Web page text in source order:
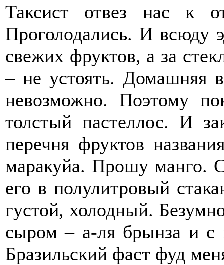
Таксист отвез нас к
Проголодались. И всюду
свежих фруктов, а за
– не устоять. Домашняя
невозможно. Поэтому
толстый пастеллос. И
перечня фруктов
маракуйа. Прошу манго.
его в полулитровый
густой, холодный.
сыром – а-ля брынза и с
Бразильский фаст фуд